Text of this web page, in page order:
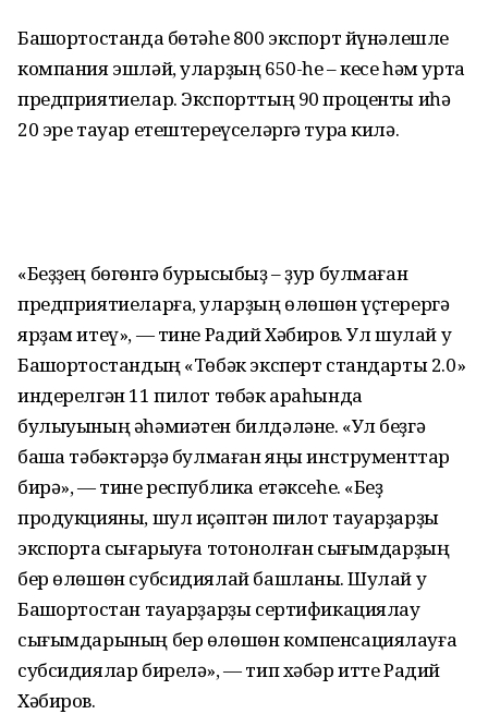
Башҡортостанда бөтәһе 800 экспорт йүнәлешле
компания эшләй, уларҙың 650-һе – кесе һәм урта
предприятиелар. Экспорттың 90 проценты иһә
20 эре тауар етештереүселәргә тура килә.
«Беҙҙең бөгөнгә бурысыбыҙ – ҙур булмаған
предприятиеларға, уларҙың өлөшөн үҫтерергә
ярҙам итеү», — тине Радий Хәбиров. Ул шулай уҡ
Башҡортостандың «Төбәк эксперт стандарты 2.0»
индерелгән 11 пилот төбәк араһында
булыуының әһәмиәтен билдәләне. «Ул беҙгә
башҡа тәбәктәрҙә булмаған яңы инструменттар
бирә», — тине республика етәксеһе. «Беҙ
продукцияны, шул иҫәптән пилот тауарҙарҙы
экспортҡа сығарыуға тотонолған сығымдарҙың
бер өлөшөн субсидиялай башланыҡ. Шулай уҡ
Башҡортостан тауарҙарҙы сертификациялау
сығымдарының бер өлөшөн компенсациялауға
субсидиялар бирелә», — тип хәбәр итте Радий
Хәбиров.